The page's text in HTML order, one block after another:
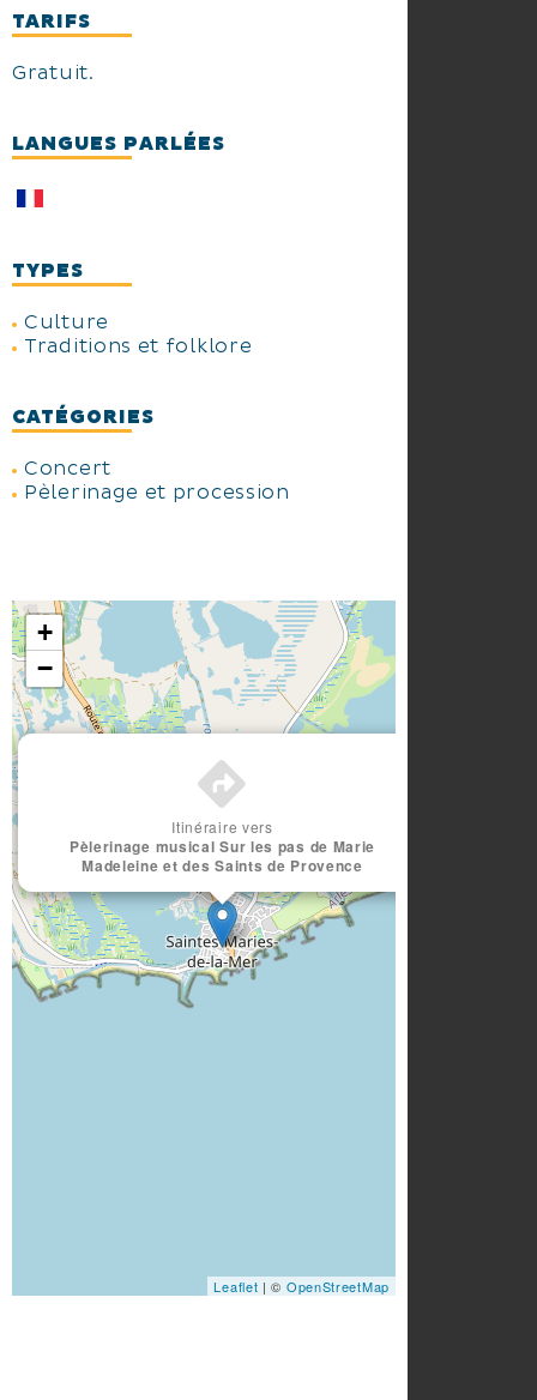
TARIFS
Gratuit.
LANGUES PARLÉES
TYPES
Culture
Traditions et folklore
CATÉGORIES
Concert
Pèlerinage et procession
Itinéraire vers
Pèlerinage musical Sur les pas de Marie
Madeleine et des Saints de Provence
+
−
Leaflet | © OpenStreetMap